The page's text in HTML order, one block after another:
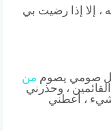
، إلا إذا رضيت بي
صومي يصوم من
، وحذرني
، أعطني